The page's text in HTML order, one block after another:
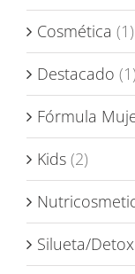
Cosmética (1)
Destacado (1)
Fórmula
Kids (2)
Silueta/Detox